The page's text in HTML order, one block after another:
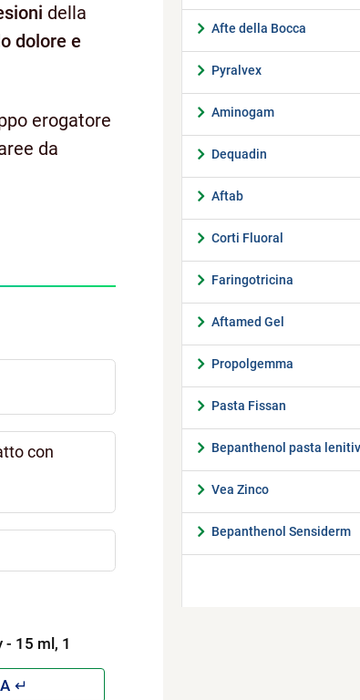
della
dolore e
erogatore
da
con
- 15 ml, 1
Afte della Bocca
Pyralvex
Aminogam
Dequadin
Aftab
Corti Fluoral
Faringotricina
Aftamed Gel
Propolgemma
Pasta Fissan
Bepanthenol pasta
Vea Zinco
Bepanthenol Sensiderm